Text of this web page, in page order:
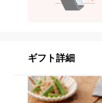
ギフト詳細